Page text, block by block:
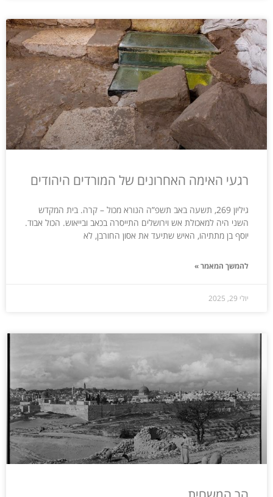
רגעי האימה האחרונים של המורדים היהודים
גיליון 269, תשעה באב תשפ”ה הנורא מכול – קרה. בית המקדש
השני היה למאכולת אש וירושלים התייסרה בכאב ובייאוש. הכול אבוד.
יוסף בן מתתיהו, האיש שתיעד את אסון החורבן, לא
להמשך המאמר »
יולי 29, 2025